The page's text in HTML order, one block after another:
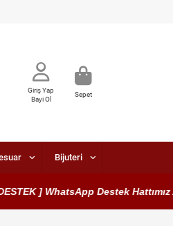
Giriş Yap
Bayi Ol
Sepet
Bijuteri
] WhatsApp Destek Hattımız